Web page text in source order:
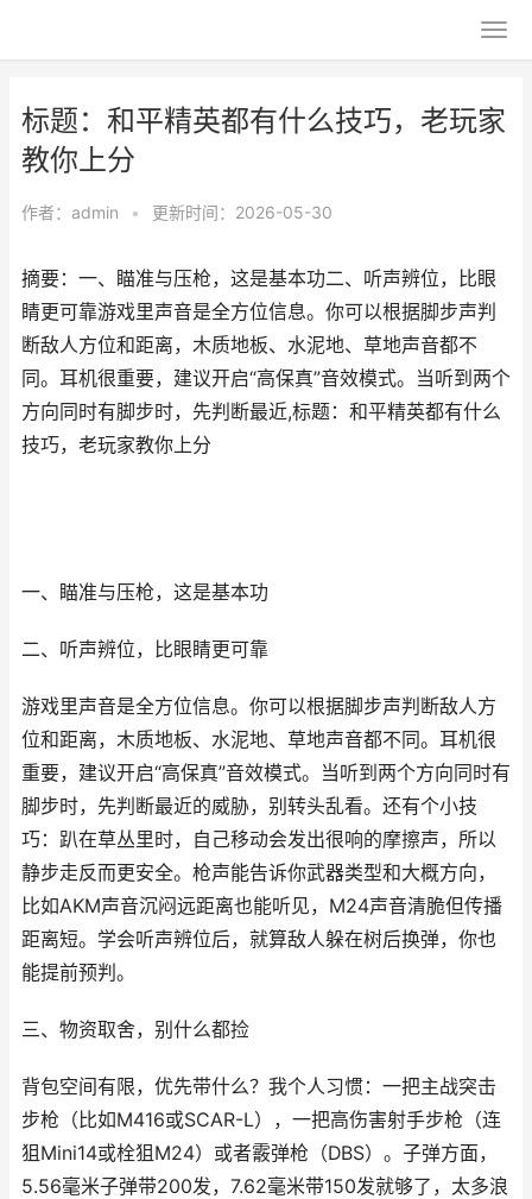
标题：和平精英都有什么技巧，老玩家
教你上分
作者： admin • 更新时间：2026-05-30
摘要：一、瞄准与压枪，这是基本功二、听声辨位，比眼
睛更可靠游戏里声音是全方位信息。你可以根据脚步声判
断敌人方位和距离，木质地板、水泥地、草地声音都不
同。耳机很重要，建议开启“高保真”音效模式。当听到两个
方向同时有脚步时，先判断最近,标题：和平精英都有什么
技巧，老玩家教你上分
一、瞄准与压枪，这是基本功
二、听声辨位，比眼睛更可靠
游戏里声音是全方位信息。你可以根据脚步声判断敌人方
位和距离，木质地板、水泥地、草地声音都不同。耳机很
重要，建议开启“高保真”音效模式。当听到两个方向同时有
脚步时，先判断最近的威胁，别转头乱看。还有个小技
巧：趴在草丛里时，自己移动会发出很响的摩擦声，所以
静步走反而更安全。枪声能告诉你武器类型和大概方向，
比如AKM声音沉闷远距离也能听见，M24声音清脆但传播
距离短。学会听声辨位后，就算敌人躲在树后换弹，你也
能提前预判。
三、物资取舍，别什么都捡
背包空间有限，优先带什么？我个人习惯：一把主战突击
步枪（比如M416或SCAR-L），一把高伤害射手步枪（连
狙Mini14或栓狙M24）或者霰弹枪（DBS）。子弹方面，
5.56毫米子弹带200发，7.62毫米带150发就够了，太多浪